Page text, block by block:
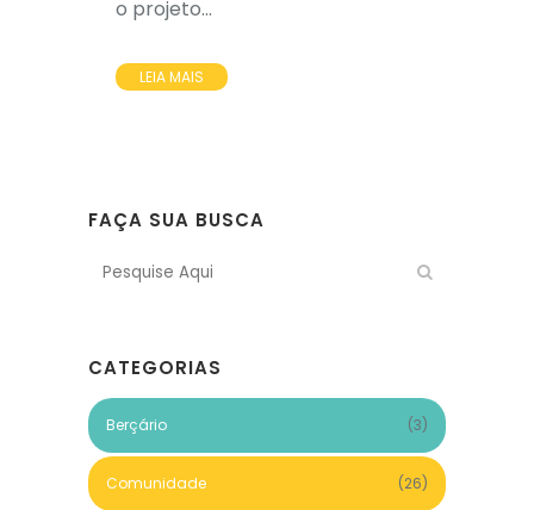
o projeto...
LEIA MAIS
FAÇA SUA BUSCA
CATEGORIAS
Berçário (3)
Comunidade (26)